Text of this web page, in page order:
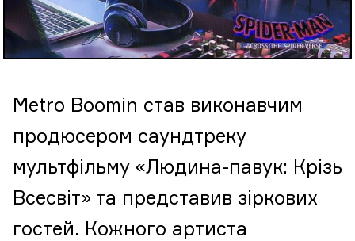
Metro Boomin став виконавчим
продюсером саундтреку
мультфільму «Людина-павук: Крізь
Всесвіт» та представив зіркових
гостей. Кожного артиста